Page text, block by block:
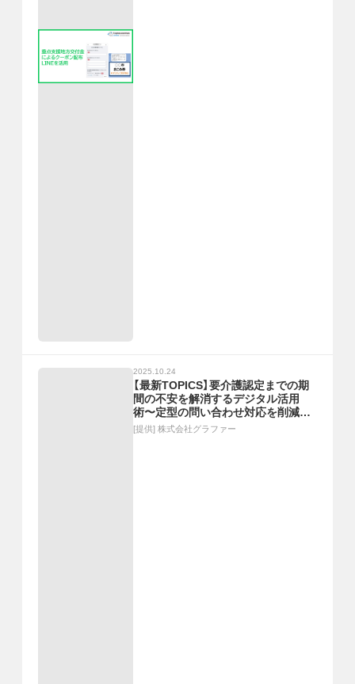
2025.10.24
【最新TOPICS】要介護認定までの期
間の不安を解消するデジタル活用
術〜定型の問い合わせ対応を削減し、
課題に取り組む時間を生み出す～
[提供] 株式会社グラファー